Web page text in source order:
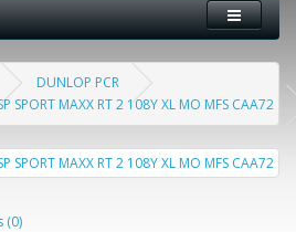
DUNLOP PCR
SPORT MAXX RT 2 108Y XL MO MFS CAA72
(0)